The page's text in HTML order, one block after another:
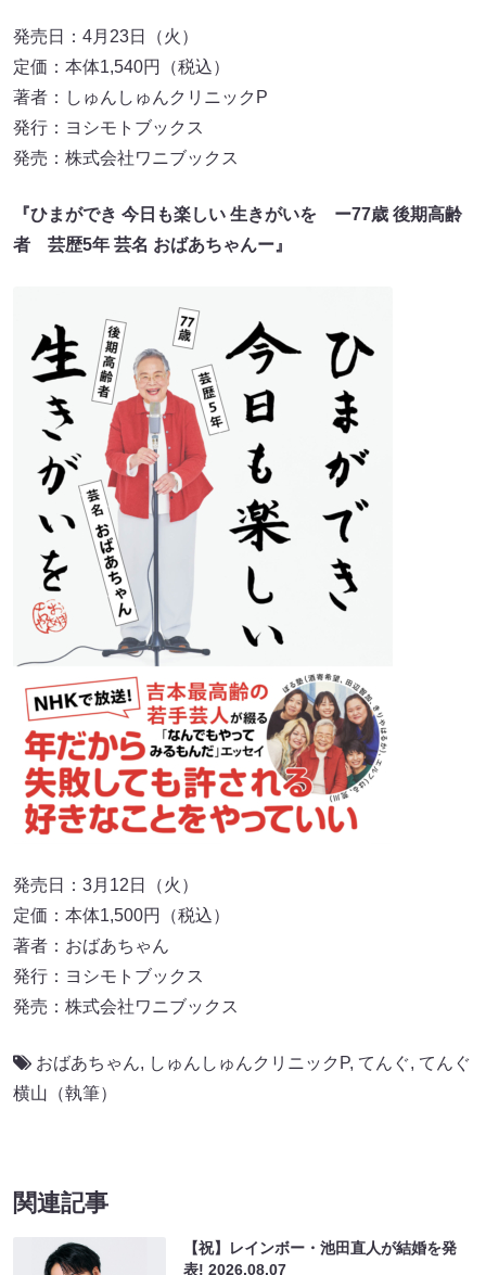
発売日：4月23日（火）
定価：本体1,540円（税込）
著者：しゅんしゅんクリニックP
発行：ヨシモトブックス
発売：株式会社ワニブックス
『ひまができ 今日も楽しい 生きがいを ー77歳 後期高齢
者 芸歴5年 芸名 おばあちゃんー』
発売日：3月12日（火）
定価：本体1,500円（税込）
著者：おばあちゃん
発行：ヨシモトブックス
発売：株式会社ワニブックス
おばあちゃん, しゅんしゅんクリニックP, てんぐ, てんぐ
横山（執筆）
関連記事
【祝】レインボー・池田直人が結婚を発
表!2026.08.07